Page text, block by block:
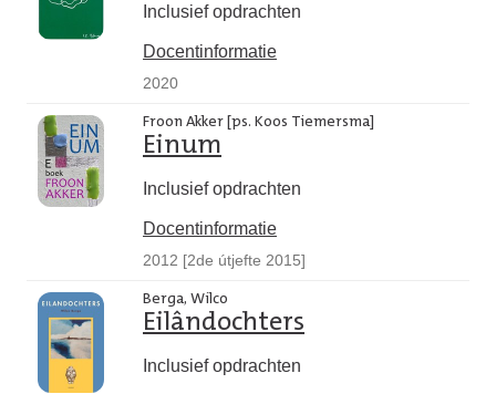
Inclusief opdrachten
Docentinformatie
2020
Froon Akker [ps. Koos Tiemersma]
Einum
Inclusief opdrachten
Docentinformatie
2012 [2de útjefte 2015]
Berga, Wilco
Eilândochters
Inclusief opdrachten